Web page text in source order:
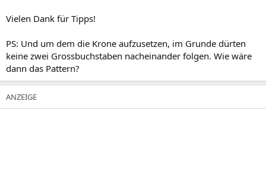
Vielen Dank für Tipps!
PS: Und um dem die Krone aufzusetzen, im Grunde dürten
keine zwei Grossbuchstaben nacheinander folgen. Wie wäre
dann das Pattern?